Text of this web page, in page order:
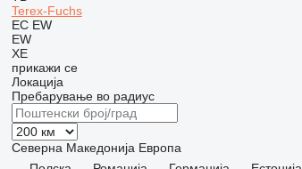
Terex-Fuchs
EC EW
EW
XE
прикажи се
Локација
Пребарување во радиус
Северна Македонија Европа